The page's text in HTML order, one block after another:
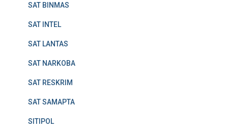
SAT BINMAS
SAT INTEL
SAT LANTAS
SAT NARKOBA
SAT RESKRIM
SAT SAMAPTA
SITIPOL